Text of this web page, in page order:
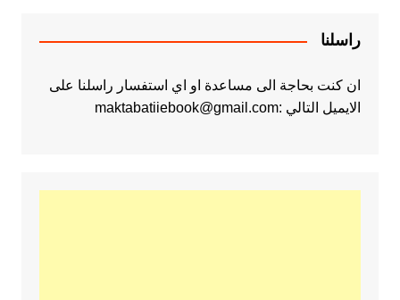
راسلنا
ان كنت بحاجة الى مساعدة او اي استفسار راسلنا على
الايميل التالي :maktabatiiebook@gmail.com